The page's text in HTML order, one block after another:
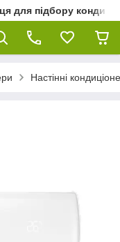
для підбору
Настінні